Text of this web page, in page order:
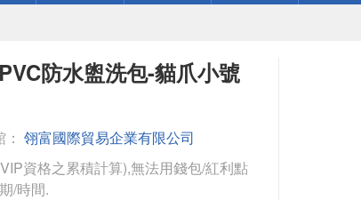
防水盥洗包-貓爪小號
翎富國際貿易企業有限公司
資格之累積計算),無法用錢包/紅利點
/時間.